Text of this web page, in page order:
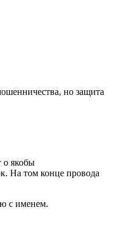
но защита
о якобы
На том конце провода
с именем.